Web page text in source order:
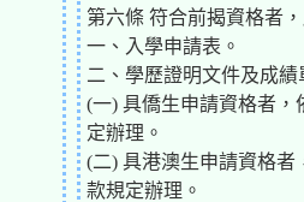
第六條 符合前揭資格者
一、入學申請表。
二、學歷證明文件及成績
(一) 具僑生申請資格者
定辦理。
(二) 具港澳生申請資格
款規定辦理。